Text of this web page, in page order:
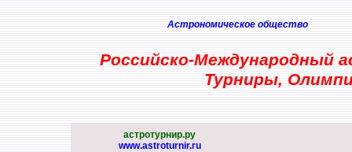
Астрономическое общество
Российско-Международный
Турниры,
астротурнир.ру
www.astroturnir.ru